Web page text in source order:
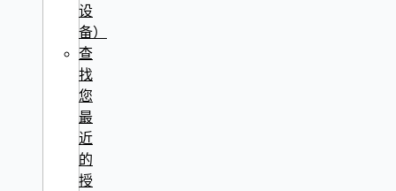
设
备）
查
找
您
最
近
的
授